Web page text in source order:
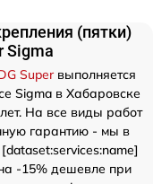
(пятки)
Sigma
Superвыполняется
Sigma в Хабаровске
На все виды работ
гарантию - мы в
-15% дешевле при